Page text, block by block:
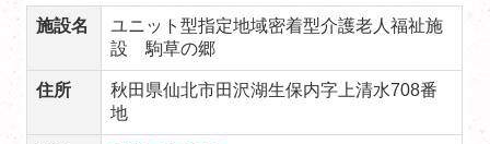
施設名
ユニット型指定地域密着型介護老人福祉施
設 駒草の郷
住所
秋田県仙北市田沢湖生保内字上清水708番
地